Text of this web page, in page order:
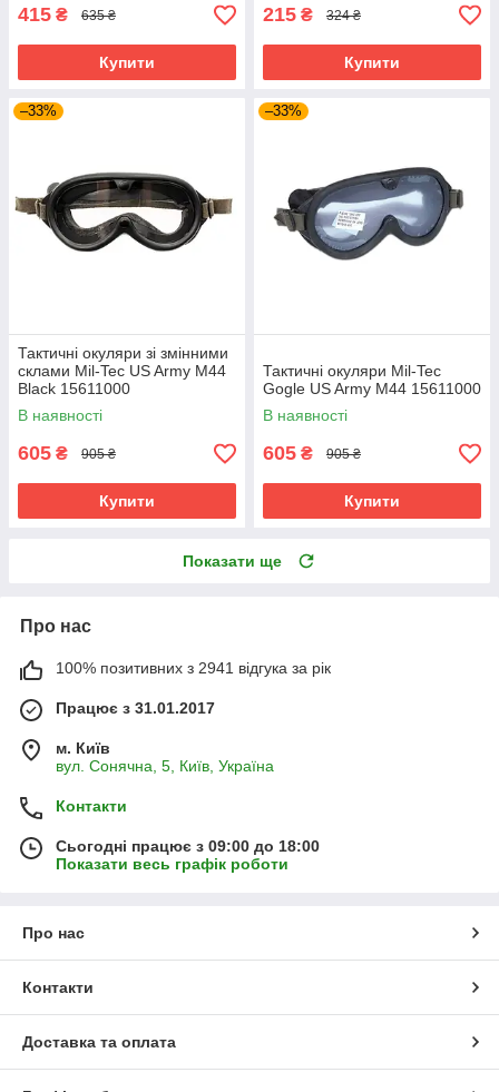
415 ₴ 635 ₴
Купити
215 ₴ 324 ₴
Купити
–33%
Тактичні окуляри зі змінними
склами Mil-Tec US Army M44
Black 15611000
В наявності
605 ₴ 905 ₴
Купити
–33%
Тактичні окуляри Mil-Tec
Gogle US Army M44 15611000
В наявності
605 ₴ 905 ₴
Купити
Показати ще
Про нас
100% позитивних з 2941 відгука за рік
Працює з 31.01.2017
м. Київ
вул. Сонячна, 5, Київ, Україна
Контакти
Сьогодні працює з 09:00 до 18:00
Показати весь графік роботи
Про нас
Контакти
Доставка та оплата